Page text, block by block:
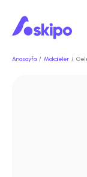
Anasayfa Makaleler